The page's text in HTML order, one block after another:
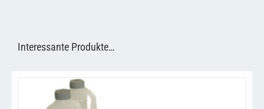
Interessante Produkte…